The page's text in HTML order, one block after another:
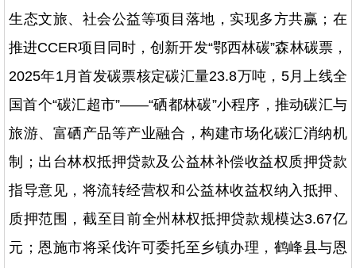
生态文旅、社会公益等项目落地，实现多方共赢；在
推进CCER项目同时，创新开发“鄂西林碳”森林碳票，
2025年1月首发碳票核定碳汇量23.8万吨，5月上线全
国首个“碳汇超市”——“硒都林碳”小程序，推动碳汇与
旅游、富硒产品等产业融合，构建市场化碳汇消纳机
制；出台林权抵押贷款及公益林补偿收益权质押贷款
指导意见，将流转经营权和公益林收益权纳入抵押、
质押范围，截至目前全州林权抵押贷款规模达3.67亿
元；恩施市将采伐许可委托至乡镇办理，鹤峰县与恩